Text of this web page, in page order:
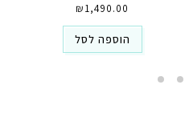
₪1,490.00
הוספה לסל